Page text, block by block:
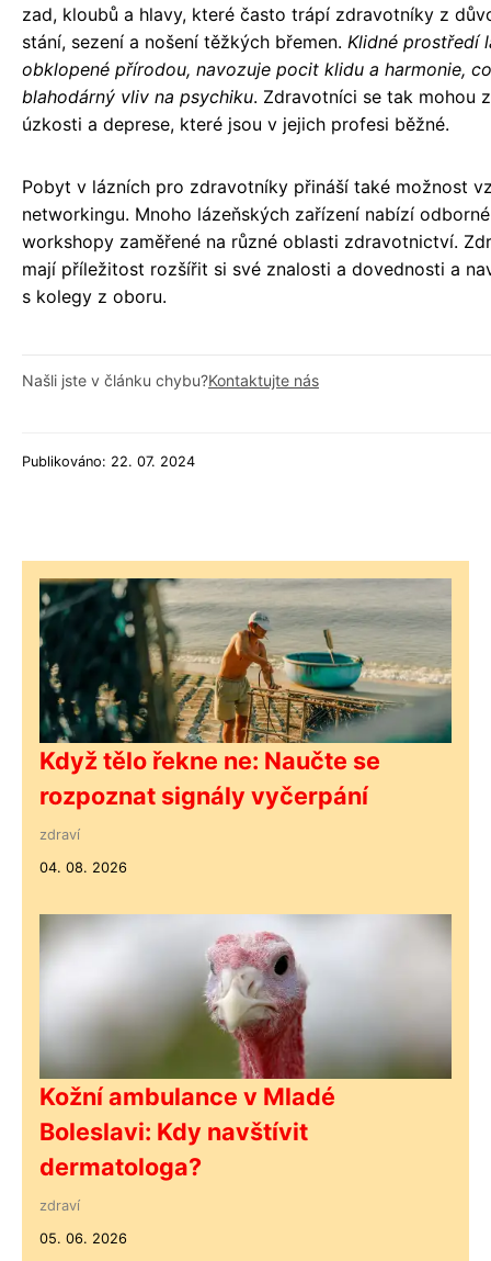
zad, kloubů a hlavy, které často trápí zdravotníky z
stání, sezení a nošení těžkých břemen. Klidné prostředí
obklopené přírodou, navozuje pocit klidu a harmonie,
blahodárný vliv na psychiku. Zdravotníci se tak mohou
úzkosti a deprese, které jsou v jejich profesi běžné.
Pobyt v lázních pro zdravotníky přináší také možnost
networkingu. Mnoho lázeňských zařízení nabízí
workshopy zaměřené na různé oblasti zdravotnictví.
mají příležitost rozšířit si své znalosti a dovednosti a
s kolegy z oboru.
Našli jste v článku chybu?Kontaktujte nás
Publikováno: 22. 07. 2024
Když tělo řekne ne: Naučte se
rozpoznat signály vyčerpání
zdraví
04. 08. 2026
Kožní ambulance v Mladé
Boleslavi: Kdy navštívit
dermatologa?
zdraví
05. 06. 2026